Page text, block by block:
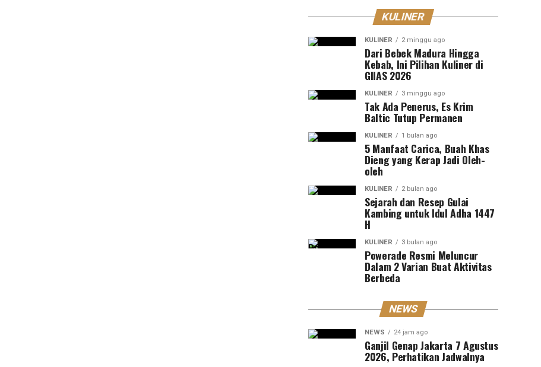
KULINER
KULINER 2 minggu ago
Dari Bebek Madura Hingga
Kebab, Ini Pilihan Kuliner di
GIIAS 2026
KULINER 3 minggu ago
Tak Ada Penerus, Es Krim
Baltic Tutup Permanen
KULINER 1 bulan ago
5 Manfaat Carica, Buah Khas
Dieng yang Kerap Jadi Oleh-
oleh
KULINER 2 bulan ago
Sejarah dan Resep Gulai
Kambing untuk Idul Adha 1447
H
KULINER 3 bulan ago
Powerade Resmi Meluncur
Dalam 2 Varian Buat Aktivitas
Berbeda
NEWS
NEWS 24 jam ago
Ganjil Genap Jakarta 7 Agustus
2026, Perhatikan Jadwalnya